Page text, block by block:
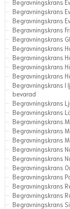
Begravningskrans
Begravningskrans
Begravningskrans
Begravningskrans
Begravningskrans
Begravningskrans
Begravningskrans
Begravningskrans
Begravningskrans
Begravningskrans I
bevarad
Begravningskrans
Begravningskrans
Begravningskrans
Begravningskrans
Begravningskrans
Begravningskrans
Begravningskrans
Begravningskrans
Begravningskrans
Begravningskrans
Begravningskrans
Begravningskrans